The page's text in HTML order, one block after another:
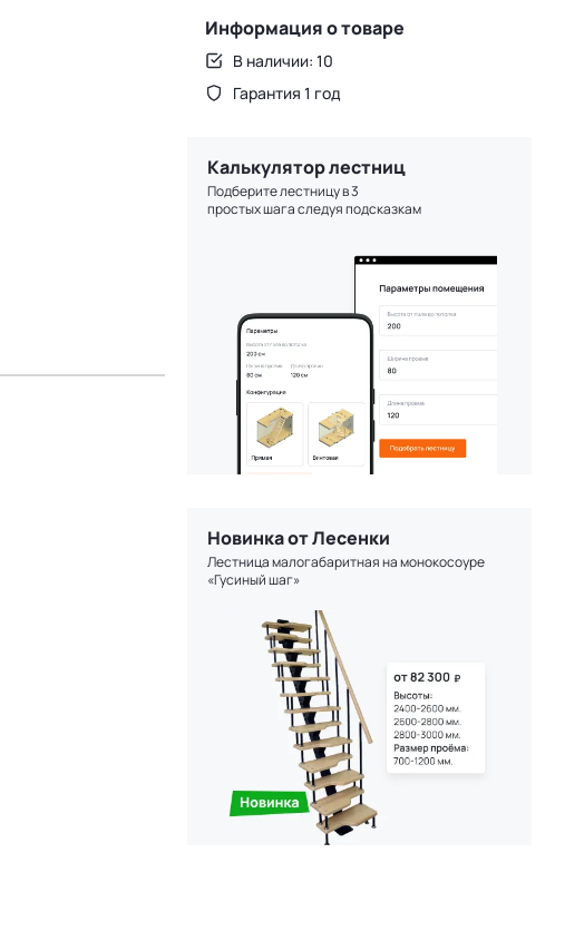
Информация о товаре
В наличии: 10
Гарантия 1 год
Калькулятор лестниц
Подберите лестницу в 3
простых шага следуя подсказкам
Новинка от Лесенки
Лестница малогабаритная на монокосоуре
«Гусиный шаг»